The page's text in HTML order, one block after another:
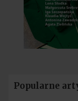
Popularne